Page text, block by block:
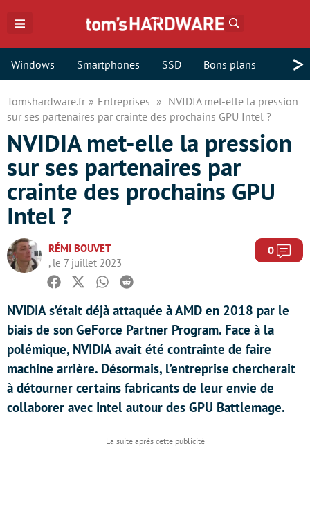
Windows Smartphones SSD Bons plans >
Tomshardware.fr Entreprises
NVIDIA met-elle la pression
sur ses partenaires par crainte des prochains GPU Intel ?
NVIDIA met-elle la pression
sur ses partenaires par
crainte des prochains GPU
Intel ?
RÉMI BOUVET
, le 7 juillet 2023
0
Facebook
TwitterWhatsapp
Reddit
NVIDIA s’était déjà attaquée à AMD en 2018 par le
biais de son GeForce Partner Program. Face à la
polémique, NVIDIA avait été contrainte de faire
machine arrière. Désormais, l’entreprise chercherait
à détourner certains fabricants de leur envie de
collaborer avec Intel autour des GPU Battlemage.